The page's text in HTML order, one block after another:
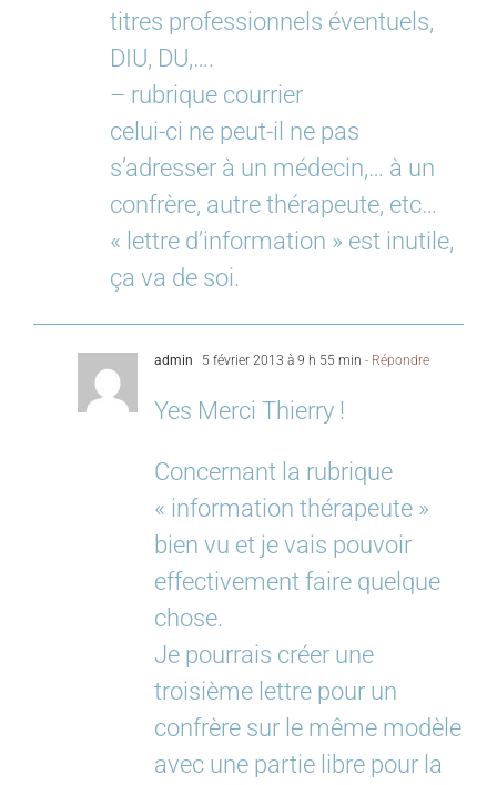
titres professionnels éventuels,
DIU, DU,….
– rubrique courrier
celui-ci ne peut-il ne pas
s’adresser à un médecin,… à un
confrère, autre thérapeute, etc…
« lettre d’information » est inutile,
ça va de soi.
admin 5 février 2013 à 9 h 55 min - Répondre
Yes Merci Thierry !
Concernant la rubrique
« information thérapeute »
bien vu et je vais pouvoir
effectivement faire quelque
chose.
Je pourrais créer une
troisième lettre pour un
confrère sur le même modèle
avec une partie libre pour la